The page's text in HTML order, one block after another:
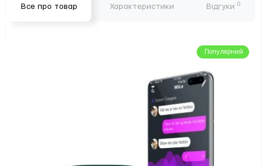
Все про товар Характеристики Відгуки 0
Популярний